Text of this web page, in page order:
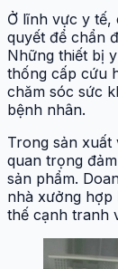
Ở lĩnh vực y tế,
quyết để chẩn
Những thiết bị
thống cấp cứu
chăm sóc sức
bệnh nhân.
Trong sản xuất
quan trọng
sản phẩm.
nhà xưởng hợp
thế cạnh tranh